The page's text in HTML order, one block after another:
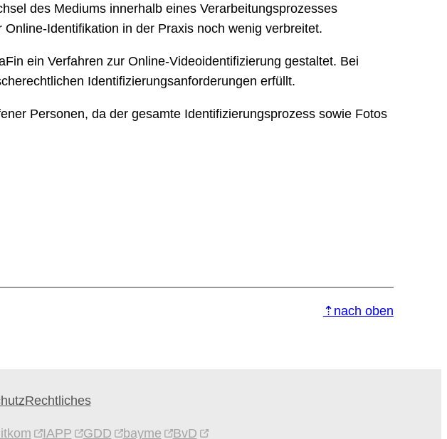
des Mediums innerhalb eines Verarbeitungsprozesses
Identifikation in der Praxis noch wenig verbreitet.
ein Verfahren zur Online-Videoidentifizierung gestaltet. Bei
Identifizierungsanforderungen erfüllt.
Personen, da der gesamte Identifizierungsprozess sowie Fotos
⇡nach oben
Rechtliches
IAPP GDD bayme BvD